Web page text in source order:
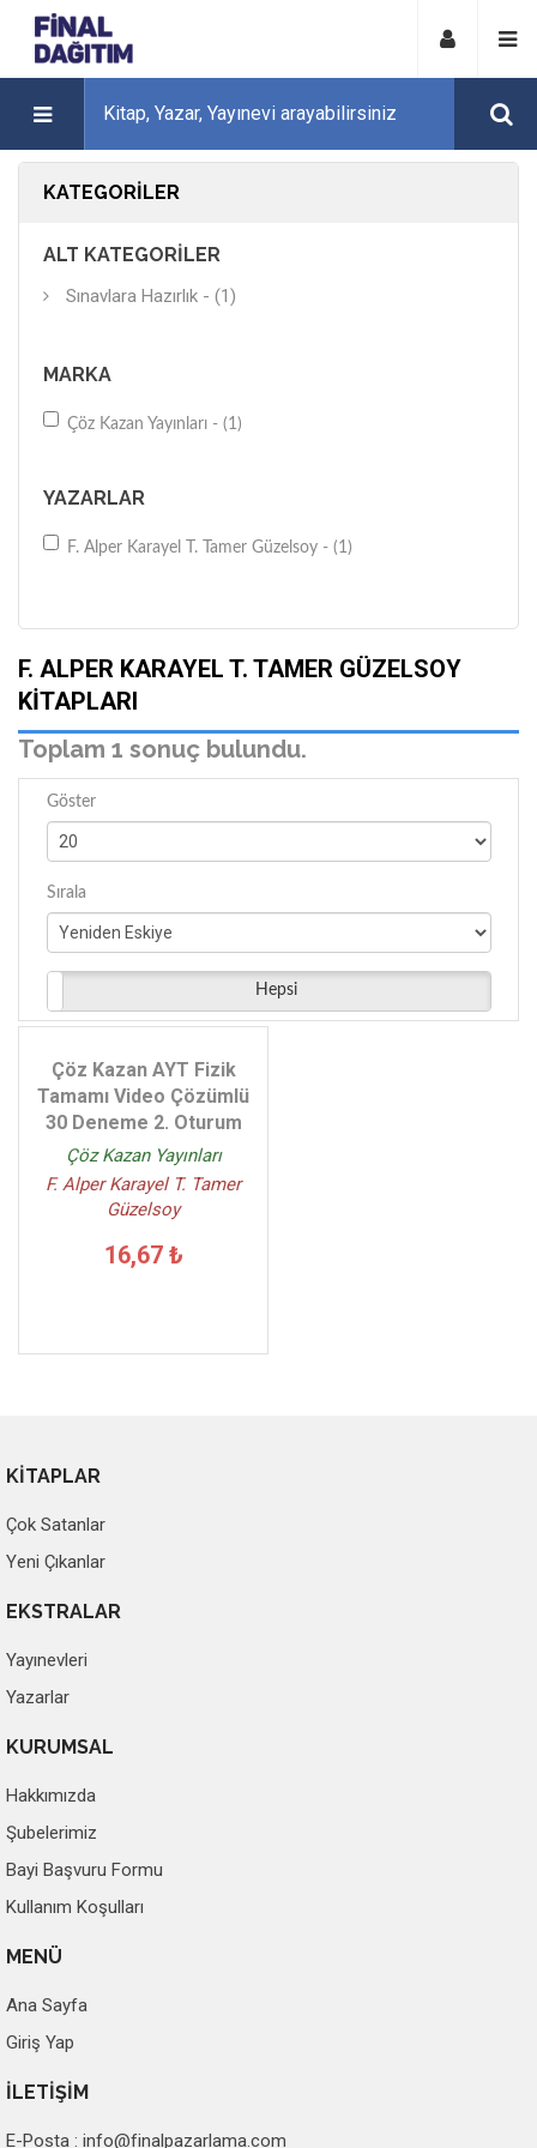
KATEGORILER
ALT KATEGORILER
Sınavlara Hazırlık - (1)
MARKA
Çöz Kazan Yayınları - (1)
YAZARLAR
F. Alper Karayel T. Tamer Güzelsoy - (1)
F. ALPER KARAYEL T. TAMER GÜZELSOY
KITAPLARI
Toplam 1 sonuç bulundu.
Göster
Sırala
Hepsi
Çöz Kazan AYT Fizik
Tamamı Video Çözümlü
30 Deneme 2. Oturum
Çöz Kazan Yayınları
F. Alper Karayel T. Tamer
Güzelsoy
16,67 ₺
KİTAPLAR
Çok Satanlar
Yeni Çıkanlar
EKSTRALAR
Yayınevleri
Yazarlar
KURUMSAL
Hakkımızda
Şubelerimiz
Bayi Başvuru Formu
Kullanım Koşulları
MENÜ
Ana Sayfa
Giriş Yap
İLETİŞİM
E-Posta : info@finalpazarlama.com